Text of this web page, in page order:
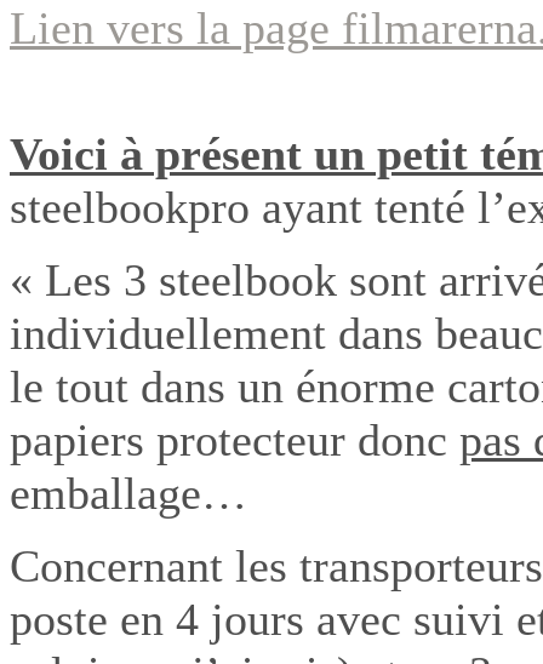
Lien vers la page
Voici à présent un petit
steelbookpro ayant tenté
« Les 3 steelbook sont
individuellement dans
le tout dans un énorme
papiers protecteur donc pas
emballage…
Concernant les
poste en 4 jours avec suivi